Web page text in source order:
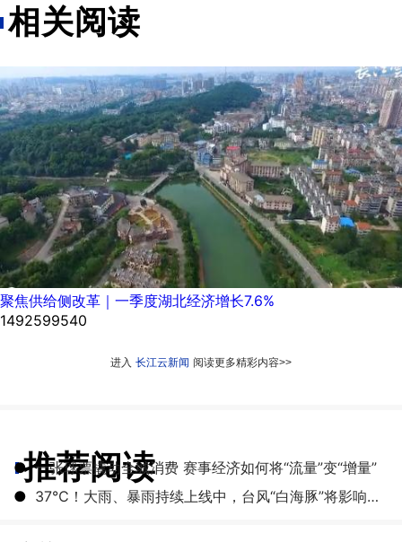
相关阅读
聚焦供给侧改革｜一季度湖北经济增长7.6%
1492599540
进入 长江云新闻 阅读更多精彩内容>>
推荐阅读
● 一张球票撬动全城消费 赛事经济如何将“流量”变“增量”
●
​37℃！大雨、暴雨持续上线中，台风“白海豚”将影响湖北